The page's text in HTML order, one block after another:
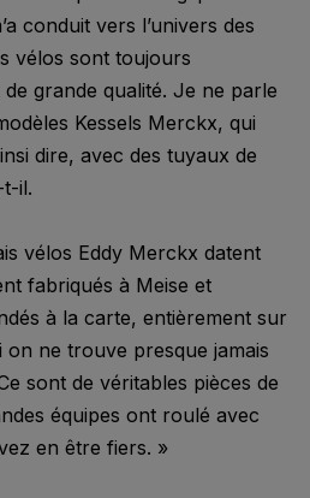
conduit vers l’univers des
vélos sont toujours
grande qualité. Je ne parle
Kessels Merckx, qui
dire, avec des tuyaux de
il.
vélos Eddy Merckx datent
fabriqués à Meise et
à la carte, entièrement sur
on ne trouve presque jamais
sont de véritables pièces de
équipes ont roulé avec
en être fiers. »